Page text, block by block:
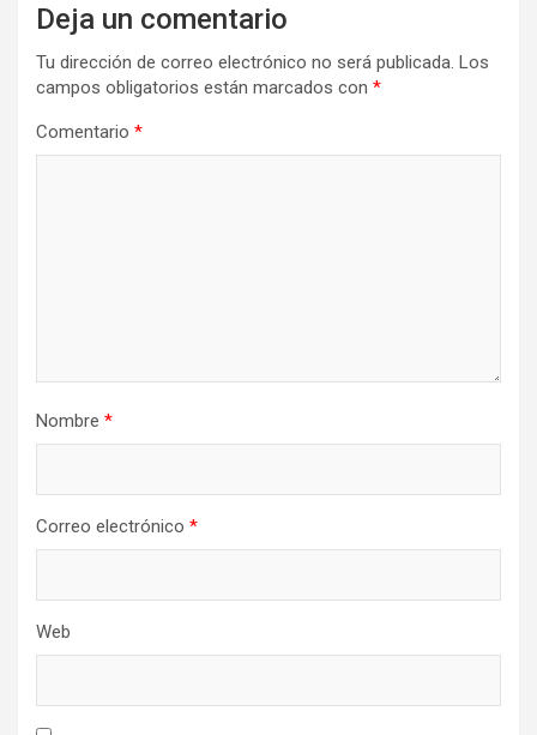
Deja un comentario
Tu dirección de correo electrónico no será publicada. Los
campos obligatorios están marcados con *
Comentario *
Nombre *
Correo electrónico *
Web